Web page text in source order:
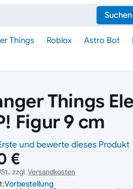
Suchen
Things Roblox Astro Bot
Things
Figur 9 cm
und bewerte dieses Produkt
€
zzgl.Versandkosten
Vorbestellung